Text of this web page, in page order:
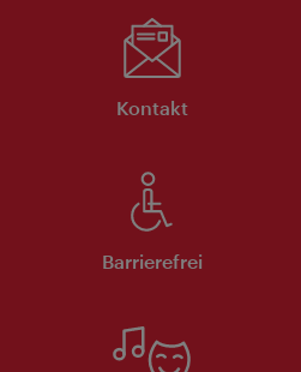
Kontakt
Barrierefrei